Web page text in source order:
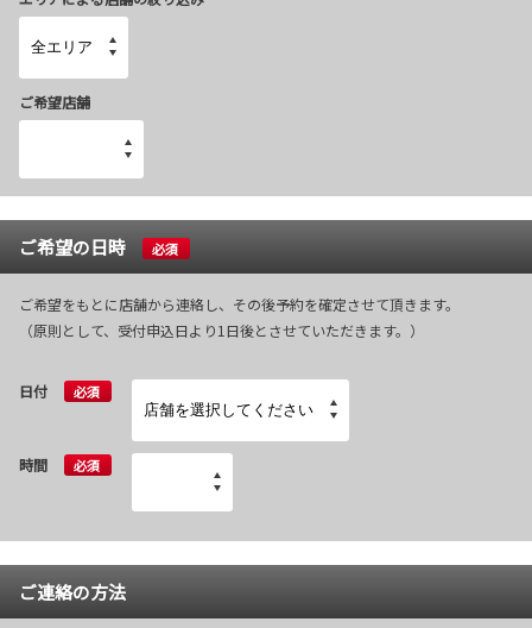
ご希望店舗
ご希望の日時 必須
ご希望をもとに店舗から連絡し、その後予約を確定させて頂きます。
（原則として、受付申込日より1日後とさせていただきます。）
日付 必須
時間 必須
ご連絡の方法